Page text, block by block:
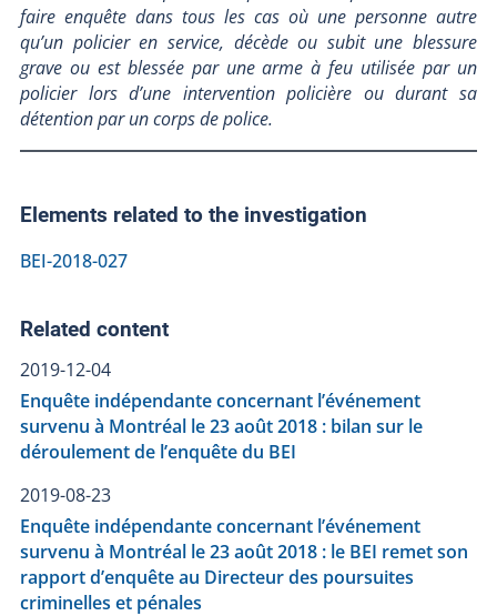
faire enquête dans tous les cas où une personne autre
qu’un policier en service, décède ou subit une blessure
grave ou est blessée par une arme à feu utilisée par un
policier lors d’une intervention policière ou durant sa
détention par un corps de police.
Elements related to the investigation
BEI-2018-027
Related content
2019-12-04
Enquête indépendante concernant l’événement
survenu à Montréal le 23 août 2018 : bilan sur le
déroulement de l’enquête du BEI
2019-08-23
Enquête indépendante concernant l’événement
survenu à Montréal le 23 août 2018 : le BEI remet son
rapport d’enquête au Directeur des poursuites
criminelles et pénales